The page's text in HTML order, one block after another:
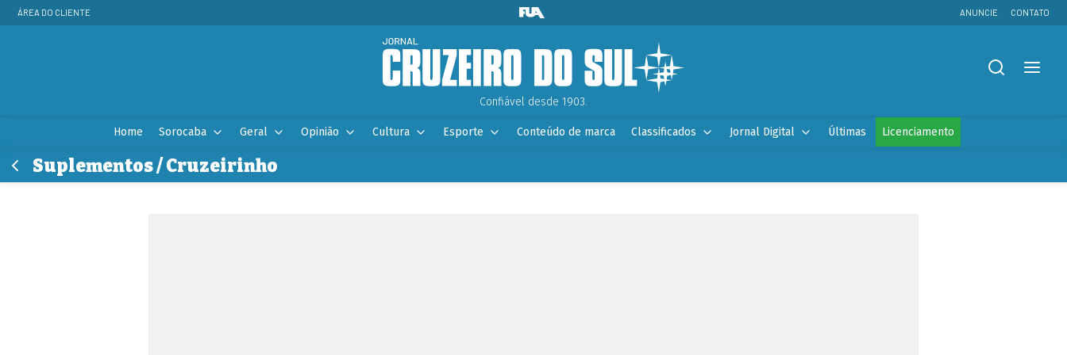
ÁREA DO CLIENTE ANUNCIE CONTATO
Confiável desde 1903.
Home Sorocaba Geral Opinião Cultura Esporte Conteúdo de marca Classificados Jornal Digital Últimas Licenciamento
Suplementos / Cruzeirinho